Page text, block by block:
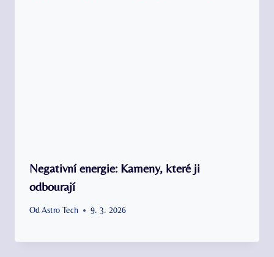
Negativní energie: Kameny, které ji
odbourají
OdAstro Tech 9. 3. 2026